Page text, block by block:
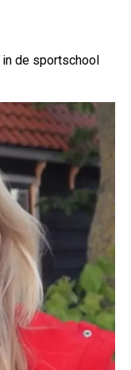
in de sportschool